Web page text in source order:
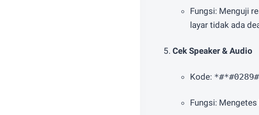
Fungsi: Menguji
layar tidak ada
Cek Speaker & Audio
Kode:
Fungsi: